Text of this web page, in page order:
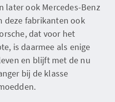
later ook Mercedes-Benz
deze fabrikanten ook
dat voor het
is daarmee als enige
en blijft met de nu
bij de klasse